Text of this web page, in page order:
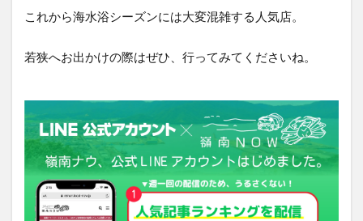
これから海水浴シーズンには大変混雑する人気店。
若狭へお出かけの際はぜひ、行ってみてくださいね。